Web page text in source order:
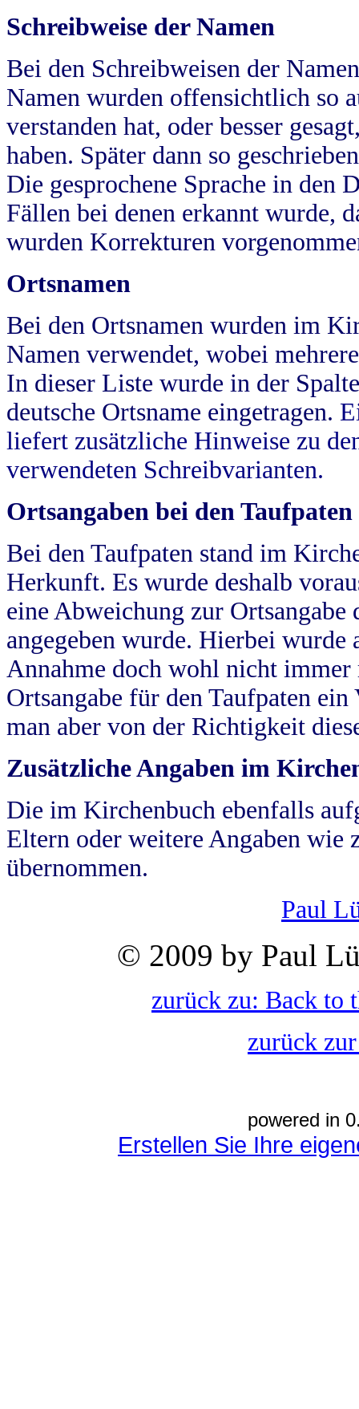
Schreibweise der Namen
Bei den Schreibweisen der
Namen wurden offensichtlich so
verstanden hat, oder besser
haben. Später dann so
Die gesprochene Sprache in
Fällen bei denen erkannt wurde,
wurden Korrekturen
Ortsnamen
Bei den Ortsnamen wurden im
Namen verwendet, wobei
In dieser Liste wurde in der
deutsche Ortsname eingetragen.
liefert zusätzliche Hinweise zu
verwendeten Schreibvarianten.
Ortsangaben bei den Taufpaten
Bei den Taufpaten stand im
Herkunft. Es wurde deshalb
eine Abweichung zur
angegeben wurde. Hierbei wurde
Annahme doch wohl nicht
Ortsangabe für den Taufpaten
man aber von der Richtigkeit
Zusätzliche Angaben im
Die im Kirchenbuch ebenfalls
Eltern oder weitere Angaben wie
übernommen.
Paul
© 2009 by Paul
zurück zu: Back to
zurück
powered in
Erstellen Sie Ihre